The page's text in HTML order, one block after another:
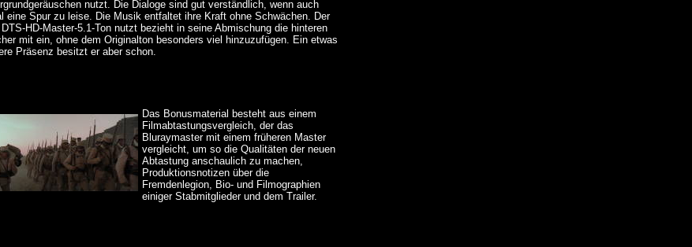
nutzt. Die Dialoge sind gut verständlich, wenn auch
eine Spur zu leise. Die Musik entfaltet ihre Kraft ohne Schwächen. Der
HD-Master-5.1-Ton nutzt bezieht in seine Abmischung die hinteren
mit ein, ohne dem Originalton besonders viel hinzuzufügen. Ein etwas
Präsenz besitzt er aber schon.
Das Bonusmaterial besteht aus einem
Filmabtastungsvergleich, der das
Bluraymaster mit einem früheren Master
vergleicht, um so die Qualitäten der neuen
Abtastung anschaulich zu machen,
Produktionsnotizen über die
Fremdenlegion, Bio- und Filmographien
einiger Stabmitglieder und dem Trailer.